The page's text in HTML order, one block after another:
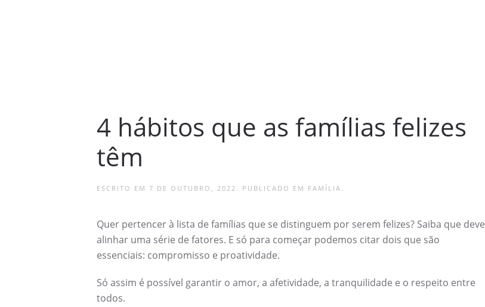
4 hábitos que as famílias felizes
têm
ESCRITO EM 7 DE OUTUBRO, 2022 . PUBLICADO EM FAMÍLIA .
Quer pertencer à lista de famílias que se distinguem por serem felizes? Saiba que deve
alinhar uma série de fatores. E só para começar podemos citar dois que são
essenciais: compromisso e proatividade.
Só assim é possível garantir o amor, a afetividade, a tranquilidade e o respeito entre
todos.